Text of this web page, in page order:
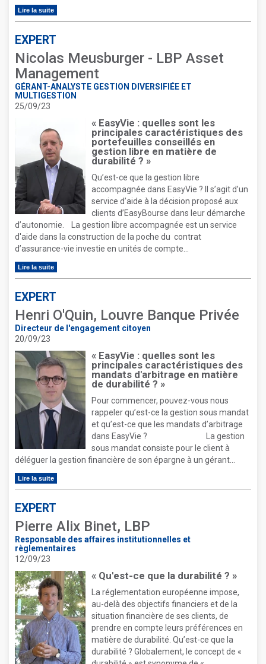
Lire la suite
EXPERT
Nicolas Meusburger - LBP Asset
Management
GÉRANT-ANALYSTE GESTION DIVERSIFIÉE ET
MULTIGESTION
25/09/23
« EasyVie : quelles sont les
principales caractéristiques des
portefeuilles conseillés en
gestion libre en matière de
durabilité ? »
Qu’est-ce que la gestion libre
accompagnée dans EasyVie ? Il s’agit d’un
service d’aide à la décision proposé aux
clients d’EasyBourse dans leur démarche
d’autonomie. La gestion libre accompagnée est un service
d'aide dans la construction de la poche du contrat
d’assurance-vie investie en unités de compte...
Lire la suite
EXPERT
Henri O'Quin, Louvre Banque Privée
Directeur de l'engagement citoyen
20/09/23
« EasyVie : quelles sont les
principales caractéristiques des
mandats d'arbitrage en matière
de durabilité ? »
Pour commencer, pouvez-vous nous
rappeler qu’est-ce la gestion sous mandat
et qu’est-ce que les mandats d’arbitrage
dans EasyVie ? La gestion
sous mandat consiste pour le client à
déléguer la gestion financière de son épargne à un gérant...
Lire la suite
EXPERT
Pierre Alix Binet, LBP
Responsable des affaires institutionnelles et
règlementaires
12/09/23
« Qu'est-ce que la durabilité ? »
La réglementation européenne impose,
au-delà des objectifs financiers et de la
situation financière de ses clients, de
prendre en compte leurs préférences en
matière de durabilité. Qu’est-ce que la
durabilité ? Globalement, le concept de «